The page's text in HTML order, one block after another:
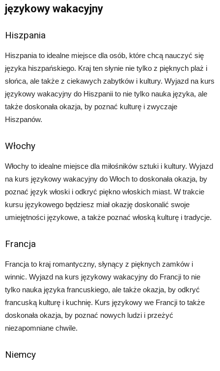
językowy wakacyjny
Hiszpania
Hiszpania to idealne miejsce dla osób, które chcą nauczyć się
języka hiszpańskiego. Kraj ten słynie nie tylko z pięknych plaż i
słońca, ale także z ciekawych zabytków i kultury. Wyjazd na kurs
językowy wakacyjny do Hiszpanii to nie tylko nauka języka, ale
także doskonała okazja, by poznać kulturę i zwyczaje
Hiszpanów.
Włochy
Włochy to idealne miejsce dla miłośników sztuki i kultury. Wyjazd
na kurs językowy wakacyjny do Włoch to doskonała okazja, by
poznać język włoski i odkryć piękno włoskich miast. W trakcie
kursu językowego będziesz miał okazję doskonalić swoje
umiejętności językowe, a także poznać włoską kulturę i tradycje.
Francja
Francja to kraj romantyczny, słynący z pięknych zamków i
winnic. Wyjazd na kurs językowy wakacyjny do Francji to nie
tylko nauka języka francuskiego, ale także okazja, by odkryć
francuską kulturę i kuchnię. Kurs językowy we Francji to także
doskonała okazja, by poznać nowych ludzi i przeżyć
niezapomniane chwile.
Niemcy